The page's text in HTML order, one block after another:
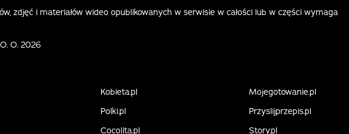
zdjęć i materiałów wideo opublikowanych w serwisie w całości lub w części wymaga
O. 2026
Kobieta.pl
Mojegotowanie.pl
Polki.pl
Przyslijprzepis.pl
Cocolita.pl Story.pl